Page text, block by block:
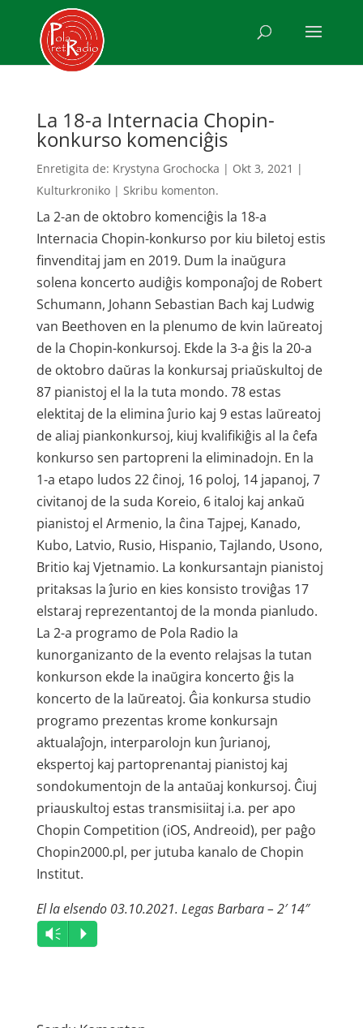
La 18-a Internacia Chopin-
konkurso komenciĝis
Enretigita de: Krystyna Grochocka | Okt 3, 2021 |
Kulturkroniko| Skribu komenton.
La 2-an de oktobro komenciĝis la 18-a
Internacia Chopin-konkurso por kiu biletoj estis
finvenditaj jam en 2019. Dum la inaŭgura
solena koncerto audiĝis komponaĵoj de Robert
Schumann, Johann Sebastian Bach kaj Ludwig
van Beethoven en la plenumo de kvin laŭreatoj
de la Chopin-konkursoj. Ekde la 3-a ĝis la 20-a
de oktobro daŭras la konkursaj priaŭskultoj de
87 pianistoj el la la tuta mondo. 78 estas
elektitaj de la elimina ĵurio kaj 9 estas laŭreatoj
de aliaj piankonkursoj, kiuj kvalifikiĝis al la ĉefa
konkurso sen partopreni la eliminadojn. En la
1-a etapo ludos 22 ĉinoj, 16 poloj, 14 japanoj, 7
civitanoj de la suda Koreio, 6 italoj kaj ankaŭ
pianistoj el Armenio, la ĉina Tajpej, Kanado,
Kubo, Latvio, Rusio, Hispanio, Tajlando, Usono,
Britio kaj Vjetnamio. La konkursantajn pianistoj
pritaksas la ĵurio en kies konsisto troviĝas 17
elstaraj reprezentantoj de la monda pianludo.
La 2-a programo de Pola Radio la
kunorganizanto de la evento relajsas la tutan
konkurson ekde la inaŭgira koncerto ĝis la
koncerto de la laŭreatoj. Ĝia konkursa studio
programo prezentas krome konkursajn
aktualaĵojn, interparolojn kun ĵurianoj,
ekspertoj kaj partoprenantaj pianistoj kaj
sondokumentojn de la antaŭaj konkursoj. Ĉiuj
priauskultoj estas transmisiitaj i.a. per apo
Chopin Competition (iOS, Andreoid), per paĝo
Chopin2000.pl, per jutuba kanalo de Chopin
Institut.
El la elsendo 03.10.2021. Legas Barbara – 2′ 14″
Audio
Player
Vm P